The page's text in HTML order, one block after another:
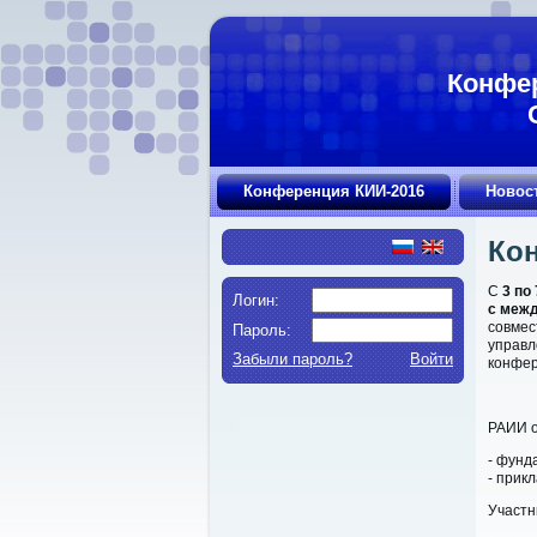
Конференция КИИ-2016
Логин:
Пароль:
Забыли пароль?
Войти
С 3 по
с
РАИИ
-
-